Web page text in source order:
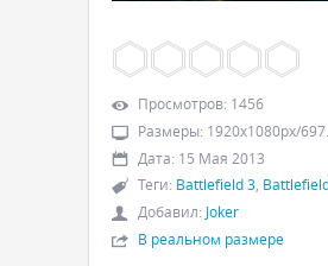
Просмотров: 1456
Размеры: 1920x1080px/
Дата: 15 Мая 2013
Теги: Battlefield 3,
Добавил: Joker
В реальном размере